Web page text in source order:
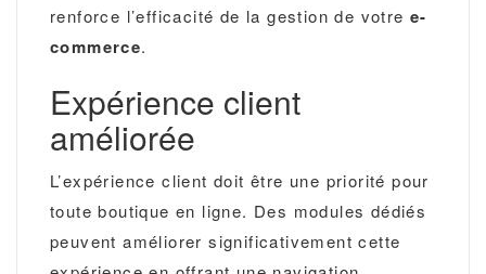
renforce l’efficacité de la gestion de votre e-
commerce.
Expérience client
améliorée
L’expérience client doit être une priorité pour
toute boutique en ligne. Des modules dédiés
peuvent améliorer significativement cette